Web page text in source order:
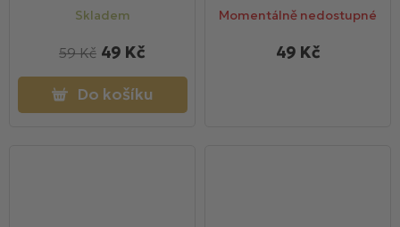
Skladem
49 Kč
59 Kč
Do košíku
Momentálně nedostupné
49 Kč